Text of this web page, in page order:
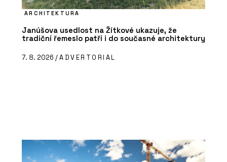
ARCHITEKTURA
Janúšova usedlost na Žítkové ukazuje, že
tradiční řemeslo patří i do současné architektury
7. 8. 2026 /ADVERTORIAL